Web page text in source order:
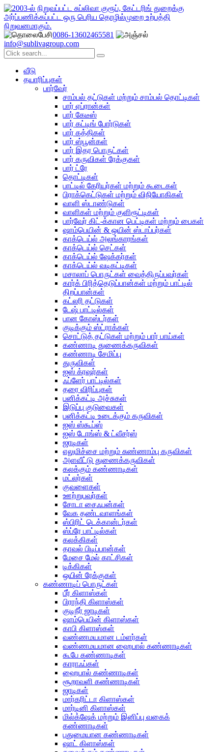
0086-13602465581
info@sublivagroup.com
வீடு
தயாரிப்புகள்
பார்வேர்
சாம்பல் தட்டுகள் மற்றும் சாம்பல் தொட்டிகள்
பார் ஏப்ரான்கள்
பார் கேடீஸ்
பார் கட்டிங் போர்டுகள்
பார் கத்திகள்
பார் ஸ்பூன்கள்
பார் இதர பொருட்கள்
பார் கருவிகள் ரேக்குகள்
பார் ட்ரே
தொட்டிகள்
பாட்டில் கேரியர்கள் மற்றும் கூடைகள்
பிராக்கெட்டுகள் மற்றும் விநியோகிகள்
வாளி ஸ்டாண்டுகள்
வாளிகள் மற்றும் குளிரூட்டிகள்
பார்வேர் கிட்-க்கான பெட்டிகள் மற்றும் பைகள்
ஷாம்பெயின் & ஒயின் ஸ்டாப்பர்கள்
காக்டெய்ல் அலங்காரங்கள்
காக்டெய்ல் செட்கள்
காக்டெய்ல் ஷேக்கர்கள்
காக்டெய்ல் வடிகட்டிகள்
மசாலாப் பொருட்கள் வைத்திருப்பவர்கள்
கார்க் பிரித்தெடுப்பான்கள் மற்றும் பாட்டில்
திறப்பான்கள்
கட்லரி தட்டுகள்
டேஷ் பாட்டில்கள்
பான கோஸ்டர்கள்
குடிக்கும் ஸ்ட்ராக்கள்
சொட்டுத் தட்டுகள் மற்றும் பார் பாய்கள்
கண்ணாடி துணைக்கருவிகள்
கண்ணாடி சேமிப்பு
துருவிகள்
ஐஸ் க்ரஷர்கள்
ஃப்ளேர் பாட்டில்கள்
தரை விரிப்புகள்
பனிக்கட்டி அச்சுகள்
இடுப்பு குடுவைகள்
பனிக்கட்டி உடைக்கும் கருவிகள்
ஐஸ் ஸ்கூப்ஸ்
ஐஸ் டோங்ஸ் & ட்வீசர்ஸ்
ஜாடிகள்
எலுமிச்சை மற்றும் சுண்ணாம்பு கருவிகள்
அளவீட்டு துணைக்கருவிகள்
கலக்கும் கண்ணாடிகள்
மட்லர்கள்
குவளைகள்
ஊற்றுபவர்கள்
சோடா சைஃபன்கள்
வேக தண்டவாளங்கள்
ஸ்பிரிட் டெக்கான்டர்கள்
ஸ்ப்ரே பாட்டில்கள்
கலக்கிகள்
தாவல் பிடிப்பான்கள்
மேசை மேல் காட்சிகள்
டிக்கிகள்
ஒயின் ரேக்குகள்
கண்ணாடிப் பொருட்கள்
பீர் கிளாஸ்கள்
பிராந்தி கிளாஸ்கள்
குடிநீர் ஜாடிகள்
ஷாம்பெயின் கிளாஸ்கள்
காபி கிளாஸ்கள்
வண்ணமயமான டம்ளர்கள்
வண்ணமயமான ஹைபால் கண்ணாடிகள்
கூபே கண்ணாடிகள்
காராஃப்கள்
ஹைபால் கண்ணாடிகள்
சூறாவளி கண்ணாடிகள்
ஜாடிகள்
மார்கரிட்டா கிளாஸ்கள்
மார்டினி கிளாஸ்கள்
மில்க்‌ஷேக் மற்றும் இனிப்பு வகைக்
கண்ணாடிகள்
புதுமையான கண்ணாடிகள்
ஷாட் கிளாஸ்கள்